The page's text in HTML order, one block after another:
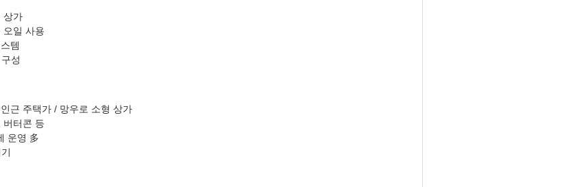
상가
오일 사용
템
성
근 주택가 / 망우로 소형 상가
버터콘 등
운영 多